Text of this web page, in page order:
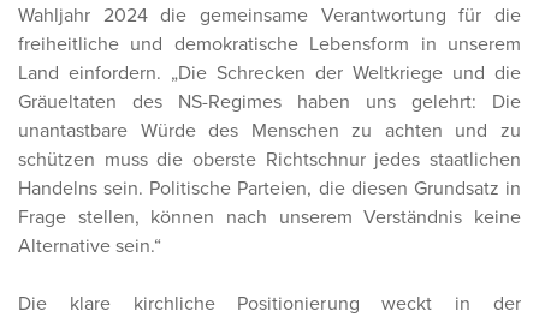
Wahljahr 2024 die gemeinsame Verantwortung für die
freiheitliche und demokratische Lebensform in unserem
Land einfordern. „Die Schrecken der Weltkriege und die
Gräueltaten des NS-Regimes haben uns gelehrt: Die
unantastbare Würde des Menschen zu achten und zu
schützen muss die oberste Richtschnur jedes staatlichen
Handelns sein. Politische Parteien, die diesen Grundsatz in
Frage stellen, können nach unserem Verständnis keine
Alternative sein.“
Die klare kirchliche Positionierung weckt in der